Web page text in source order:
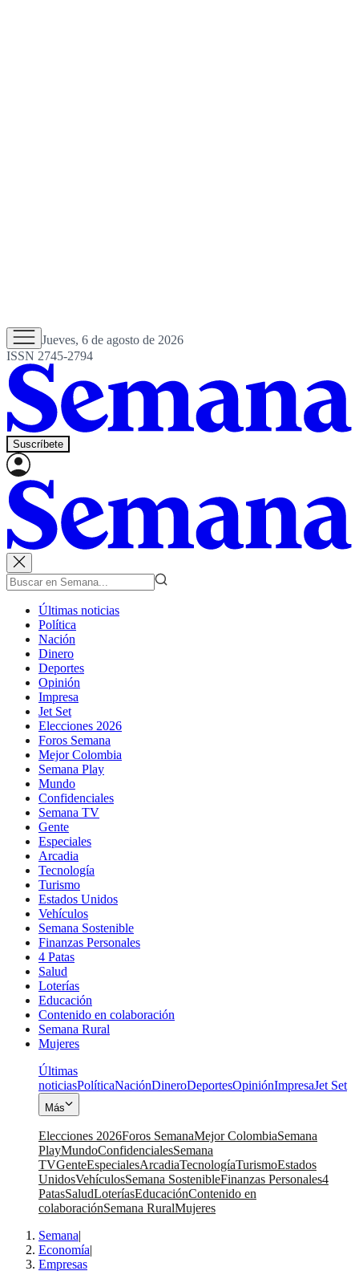
Jueves, 6 de agosto de 2026
ISSN 2745-2794
Suscríbete
Últimas noticias
Política
Nación
Dinero
Deportes
Opinión
Impresa
Jet Set
Elecciones 2026
Foros Semana
Mejor Colombia
Semana Play
Mundo
Confidenciales
Semana TV
Gente
Especiales
Arcadia
Tecnología
Turismo
Estados Unidos
Vehículos
Semana Sostenible
Finanzas Personales
4 Patas
Salud
Loterías
Educación
Contenido en colaboración
Semana Rural
Mujeres
Últimas
noticiasPolíticaNaciónDineroDeportesOpiniónImpresaJet Set
Más
Elecciones 2026Foros SemanaMejor ColombiaSemana
PlayMundoConfidencialesSemana
TVGenteEspecialesArcadiaTecnologíaTurismoEstados
UnidosVehículosSemana SostenibleFinanzas Personales4
PatasSaludLoteríasEducaciónContenido en
colaboraciónSemana RuralMujeres
Semana|
Economía|
Empresas